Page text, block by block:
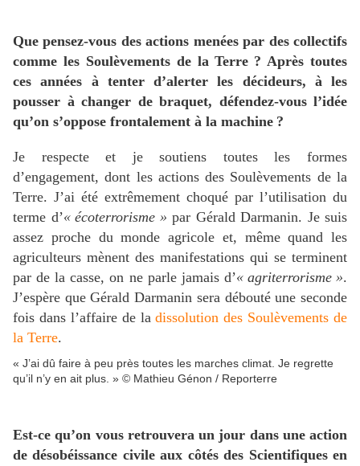
Que pensez-vous des actions menées par des collectifs
comme les Soulèvements de la Terre ? Après toutes
ces années à tenter d’alerter les décideurs, à les
pousser à changer de braquet, défendez-vous l’idée
qu’on s’oppose frontalement à la machine ?
Je respecte et je soutiens toutes les formes
d’engagement, dont les actions des Soulèvements de la
Terre. J’ai été extrêmement choqué par l’utilisation du
terme d’« écoterrorisme » par Gérald Darmanin. Je suis
assez proche du monde agricole et, même quand les
agriculteurs mènent des manifestations qui se terminent
par de la casse, on ne parle jamais d’« agriterrorisme ».
J’espère que Gérald Darmanin sera débouté une seconde
fois dans l’affaire de ladissolution des Soulèvements de
la Terre.
« J’ai dû faire à peu près toutes les marches climat. Je regrette
qu’il n’y en ait plus. » © Mathieu Génon / Reporterre
Est-ce qu’on vous retrouvera un jour dans une action
de désobéissance civile aux côtés des Scientifiques en